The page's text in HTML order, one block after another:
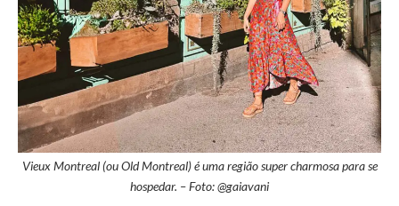
Vieux Montreal (ou Old Montreal) é uma região super charmosa para se
hospedar. – Foto: @gaiavani